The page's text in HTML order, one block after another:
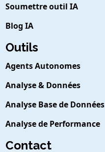
Soumettre outil IA
Blog IA
Outils
Agents Autonomes
Analyse & Données
Analyse Base de Données
Analyse de Performance
Contact